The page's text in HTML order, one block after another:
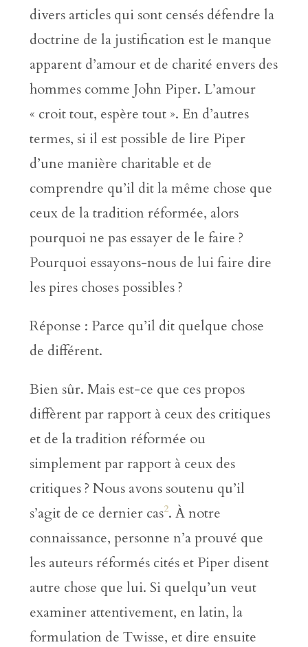
divers articles qui sont censés défendre la
doctrine de la justification est le manque
apparent d’amour et de charité envers des
hommes comme John Piper. L’amour
« croit tout, espère tout ». En d’autres
termes, si il est possible de lire Piper
d’une manière charitable et de
comprendre qu’il dit la même chose que
ceux de la tradition réformée, alors
pourquoi ne pas essayer de le faire ?
Pourquoi essayons-nous de lui faire dire
les pires choses possibles ?
Réponse : Parce qu’il dit quelque chose
de différent.
Bien sûr. Mais est-ce que ces propos
diffèrent par rapport à ceux des critiques
et de la tradition réformée ou
simplement par rapport à ceux des
critiques ? Nous avons soutenu qu’il
s’agit de ce dernier cas2. À notre
connaissance, personne n’a prouvé que
les auteurs réformés cités et Piper disent
autre chose que lui. Si quelqu’un veut
examiner attentivement, en latin, la
formulation de Twisse, et dire ensuite